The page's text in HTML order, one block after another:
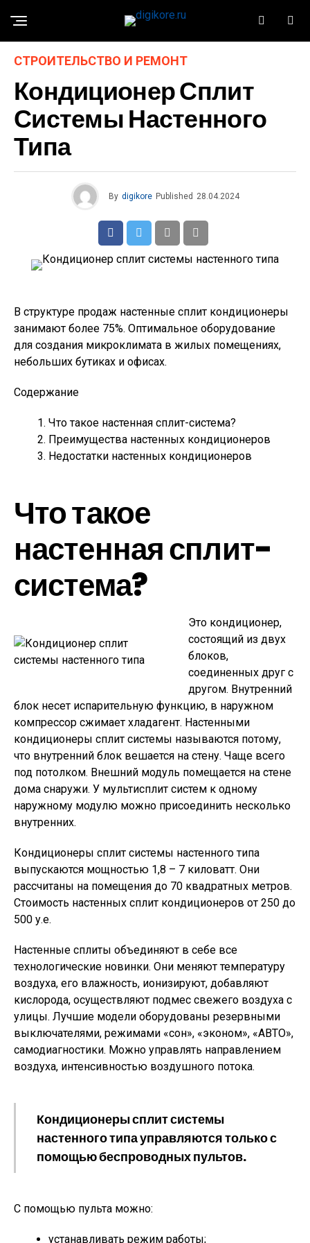
СТРОИТЕЛЬСТВО И РЕМОНТ
Кондиционер Сплит
Системы Настенного
Типа
By digikore Published 28.04.2024
В структуре продаж настенные сплит кондиционеры
занимают более 75%. Оптимальное оборудование
для создания микроклимата в жилых помещениях,
небольших бутиках и офисах.
Содержание
Что такое настенная сплит-система?
Преимущества настенных кондиционеров
Недостатки настенных кондиционеров
Что такое
настенная сплит-
система?
Это кондиционер,
состоящий из двух
блоков,
соединенных друг с
другом. Внутренний
блок несет испарительную функцию, в наружном
компрессор сжимает хладагент. Настенными
кондиционеры сплит системы называются потому,
что внутренний блок вешается на стену. Чаще всего
под потолком. Внешний модуль помещается на стене
дома снаружи. У мультисплит систем к одному
наружному модулю можно присоединить несколько
внутренних.
Кондиционеры сплит системы настенного типа
выпускаются мощностью 1,8 – 7 киловатт. Они
рассчитаны на помещения до 70 квадратных метров.
Стоимость настенных сплит кондиционеров от 250 до
500 у.е.
Настенные сплиты объединяют в себе все
технологические новинки. Они меняют температуру
воздуха, его влажность, ионизируют, добавляют
кислорода, осуществляют подмес свежего воздуха с
улицы. Лучшие модели оборудованы резервными
выключателями, режимами «сон», «эконом», «АВТО»,
самодиагностики. Можно управлять направлением
воздуха, интенсивностью воздушного потока.
Кондиционеры сплит системы
настенного типа управляются только с
помощью беспроводных пультов.
С помощью пульта можно:
устанавливать режим работы;